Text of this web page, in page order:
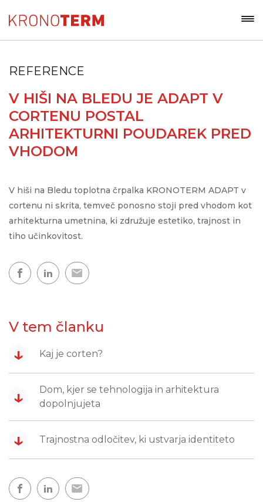
REFERENCE
V HIŠI NA BLEDU JE ADAPT V
CORTENU POSTAL
ARHITEKTURNI POUDAREK PRED
VHODOM
V hiši na Bledu toplotna črpalka KRONOTERM ADAPT v
cortenu ni skrita, temveč ponosno stoji pred vhodom kot
arhitekturna umetnina, ki združuje estetiko, trajnost in
tiho učinkovitost.
V tem članku
↓ Kaj je corten?
↓
Dom, kjer se tehnologija in arhitektura
dopolnjujeta
↓ Trajnostna odločitev, ki ustvarja identiteto